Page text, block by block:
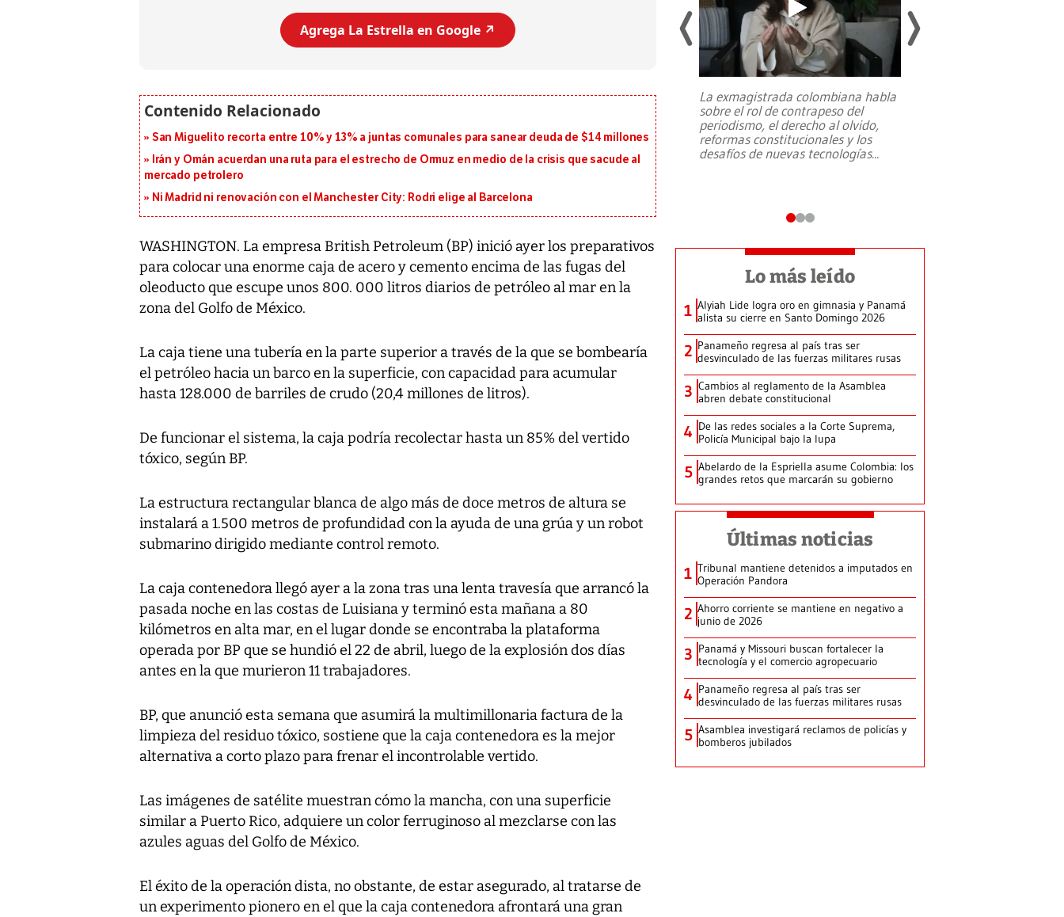
Agrega La Estrella en Google ↗️
San Miguelito recorta entre 10% y 13% a juntas comunales para sanear deuda de $14 millones
Irán y Omán acuerdan una ruta para el estrecho de Ormuz en medio de la crisis que sacude al
mercado petrolero
Ni Madrid ni renovación con el Manchester City: Rodri elige al Barcelona
WASHINGTON. La empresa British Petroleum (BP) inició ayer los preparativos
para colocar una enorme caja de acero y cemento encima de las fugas del
oleoducto que escupe unos 800. 000 litros diarios de petróleo al mar en la
zona del Golfo de México.
La caja tiene una tubería en la parte superior a través de la que se bombearía
el petróleo hacia un barco en la superficie, con capacidad para acumular
hasta 128.000 de barriles de crudo (20,4 millones de litros).
De funcionar el sistema, la caja podría recolectar hasta un 85% del vertido
tóxico, según BP.
La estructura rectangular blanca de algo más de doce metros de altura se
instalará a 1.500 metros de profundidad con la ayuda de una grúa y un robot
submarino dirigido mediante control remoto.
La caja contenedora llegó ayer a la zona tras una lenta travesía que arrancó la
pasada noche en las costas de Luisiana y terminó esta mañana a 80
kilómetros en alta mar, en el lugar donde se encontraba la plataforma
operada por BP que se hundió el 22 de abril, luego de la explosión dos días
antes en la que murieron 11 trabajadores.
BP, que anunció esta semana que asumirá la multimillonaria factura de la
limpieza del residuo tóxico, sostiene que la caja contenedora es la mejor
alternativa a corto plazo para frenar el incontrolable vertido.
Las imágenes de satélite muestran cómo la mancha, con una superficie
similar a Puerto Rico, adquiere un color ferruginoso al mezclarse con las
azules aguas del Golfo de México.
El éxito de la operación dista, no obstante, de estar asegurado, al tratarse de
un experimento pionero en el que la caja contenedora afrontará una gran
al sur de Japón, provocando una
La exmagistrada colombiana habla
sobre el rol de contrapeso del
periodismo, el derecho al olvido,
reformas constitucionales y los
desafíos de nuevas tecnologías...
Lo más leído
1 Alyiah Lide logra oro en gimnasia y Panamá
alista su cierre en Santo Domingo 2026
2 Panameño regresa al país tras ser
desvinculado de las fuerzas militares rusas
3 Cambios al reglamento de la Asamblea
abren debate constitucional
4 De las redes sociales a la Corte Suprema,
Policía Municipal bajo la lupa
5 Abelardo de la Espriella asume Colombia: los
grandes retos que marcarán su gobierno
Últimas noticias
1 Tribunal mantiene detenidos a imputados en
Operación Pandora
2 Ahorro corriente se mantiene en negativo a
junio de 2026
3 Panamá y Missouri buscan fortalecer la
tecnología y el comercio agropecuario
4 Panameño regresa al país tras ser
desvinculado de las fuerzas militares rusas
5 Asamblea investigará reclamos de policías y
bomberos jubilados